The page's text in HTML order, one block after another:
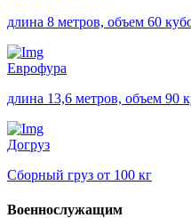
длина 8 метров, объем 60
Еврофура
длина 13,6 метров, объем 90
Догруз
Сборный груз от 100 кг
Военнослужащим